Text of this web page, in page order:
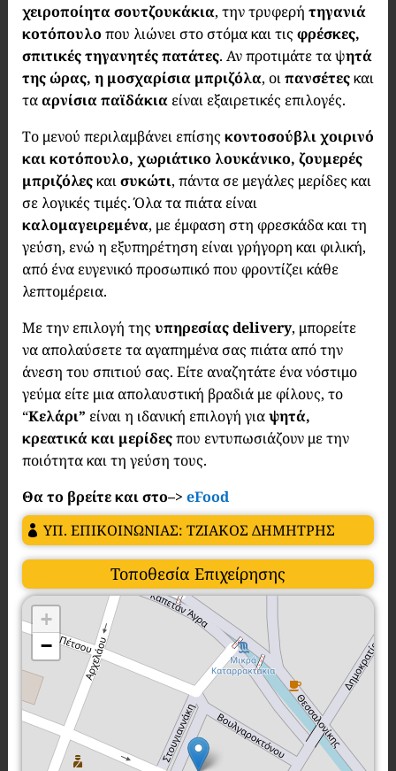
χειροποίητα σουτζουκάκια, την τρυφερή τηγανιά
κοτόπουλο που λιώνει στο στόμα και τις φρέσκες,
σπιτικές τηγανητές πατάτες. Αν προτιμάτε τα ψητά
της ώρας, η μοσχαρίσια μπριζόλα, οιπανσέτεςκαι
τααρνίσια παϊδάκιαείναι εξαιρετικές επιλογές.
Το μενού περιλαμβάνει επίσης κοντοσούβλι χοιρινό
και κοτόπουλο, χωριάτικο λουκάνικο, ζουμερές
μπριζόλεςκαισυκώτι, πάντα σε μεγάλες μερίδες και
σε λογικές τιμές. Όλα τα πιάτα είναι
καλομαγειρεμένα, με έμφαση στη φρεσκάδα και τη
γεύση, ενώ η εξυπηρέτηση είναι γρήγορη και φιλική,
από ένα ευγενικό προσωπικό που φροντίζει κάθε
λεπτομέρεια.
Με την επιλογή της υπηρεσίας delivery, μπορείτε
να απολαύσετε τα αγαπημένα σας πιάτα από την
άνεση του σπιτιού σας. Είτε αναζητάτε ένα νόστιμο
γεύμα είτε μια απολαυστική βραδιά με φίλους, το
“Κελάρι” είναι η ιδανική επιλογή γιαψητά,
κρεατικά και μερίδεςπου εντυπωσιάζουν με την
ποιότητα και τη γεύση τους.
Θα το βρείτε και στο–> eFood
ΥΠ. ΕΠΙΚΟΙΝΩΝΙΑΣ: ΤΖΙΑΚΟΣ ΔΗΜΗΤΡΗΣ
Τοποθεσία Επιχείρησης
+
−